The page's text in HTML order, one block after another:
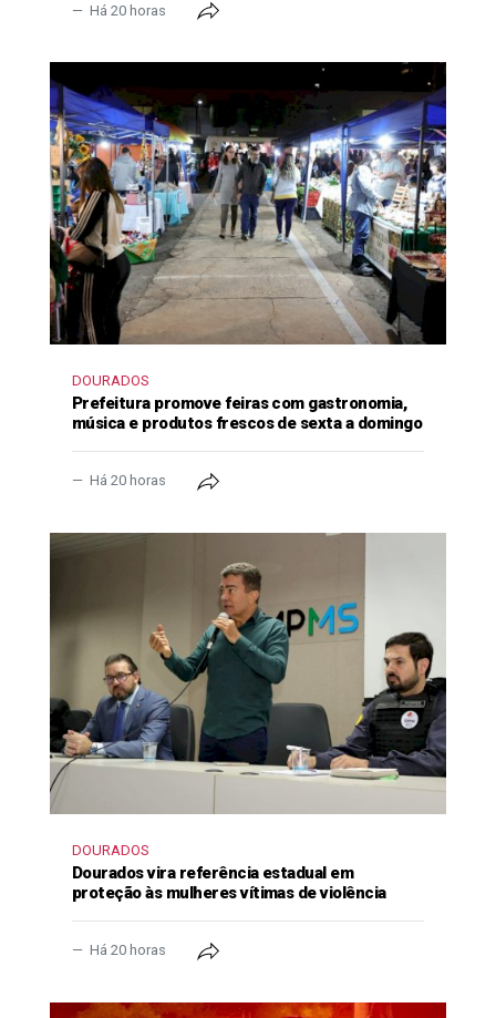
Há 20 horas
DOURADOS
Prefeitura promove feiras com gastronomia,
música e produtos frescos de sexta a domingo
Há 20 horas
DOURADOS
Dourados vira referência estadual em
proteção às mulheres vítimas de violência
Há 20 horas